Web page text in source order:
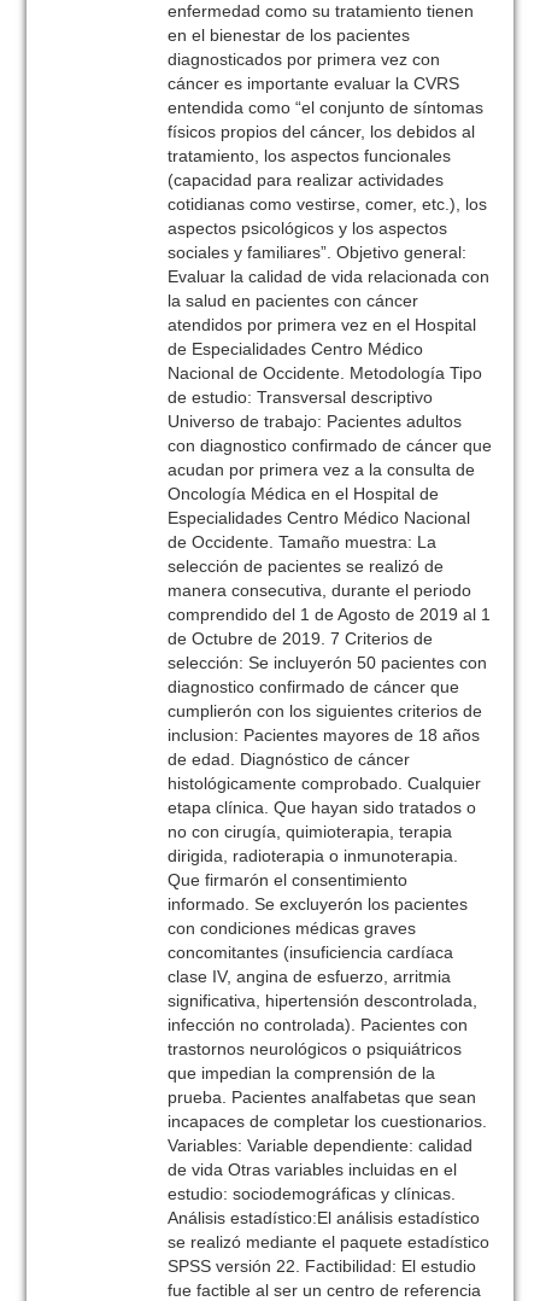
enfermedad como su tratamiento tienen
en el bienestar de los pacientes
diagnosticados por primera vez con
cáncer es importante evaluar la CVRS
entendida como “el conjunto de síntomas
físicos propios del cáncer, los debidos al
tratamiento, los aspectos funcionales
(capacidad para realizar actividades
cotidianas como vestirse, comer, etc.), los
aspectos psicológicos y los aspectos
sociales y familiares”. Objetivo general:
Evaluar la calidad de vida relacionada con
la salud en pacientes con cáncer
atendidos por primera vez en el Hospital
de Especialidades Centro Médico
Nacional de Occidente. Metodología Tipo
de estudio: Transversal descriptivo
Universo de trabajo: Pacientes adultos
con diagnostico confirmado de cáncer que
acudan por primera vez a la consulta de
Oncología Médica en el Hospital de
Especialidades Centro Médico Nacional
de Occidente. Tamaño muestra: La
selección de pacientes se realizó de
manera consecutiva, durante el periodo
comprendido del 1 de Agosto de 2019 al 1
de Octubre de 2019. 7 Criterios de
selección: Se incluyerón 50 pacientes con
diagnostico confirmado de cáncer que
cumplierón con los siguientes criterios de
inclusion: Pacientes mayores de 18 años
de edad. Diagnóstico de cáncer
histológicamente comprobado. Cualquier
etapa clínica. Que hayan sido tratados o
no con cirugía, quimioterapia, terapia
dirigida, radioterapia o inmunoterapia.
Que firmarón el consentimiento
informado. Se excluyerón los pacientes
con condiciones médicas graves
concomitantes (insuficiencia cardíaca
clase IV, angina de esfuerzo, arritmia
significativa, hipertensión descontrolada,
infección no controlada). Pacientes con
trastornos neurológicos o psiquiátricos
que impedian la comprensión de la
prueba. Pacientes analfabetas que sean
incapaces de completar los cuestionarios.
Variables: Variable dependiente: calidad
de vida Otras variables incluidas en el
estudio: sociodemográficas y clínicas.
Análisis estadístico:El análisis estadístico
se realizó mediante el paquete estadístico
SPSS versión 22. Factibilidad: El estudio
fue factible al ser un centro de referencia